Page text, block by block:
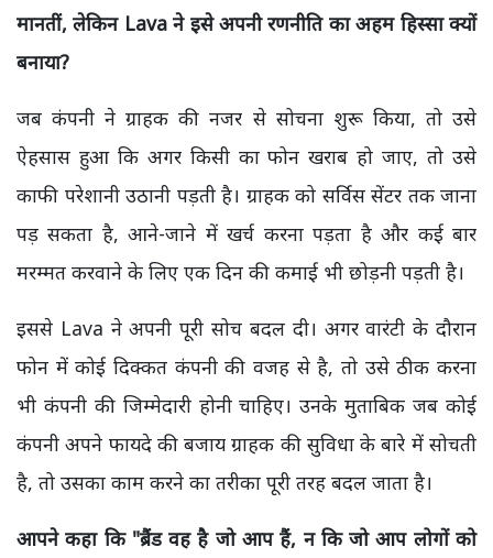
मानतीं, लेकिन Lava ने इसे अपनी रणनीति का अहम हिस्सा क्यों
बनाया?
जब कंपनी ने ग्राहक की नजर से सोचना शुरू किया, तो उसे
ऐहसास हुआ कि अगर किसी का फोन खराब हो जाए, तो उसे
काफी परेशानी उठानी पड़ती है। ग्राहक को सर्विस सेंटर तक जाना
पड़ सकता है, आने-जाने में खर्च करना पड़ता है और कई बार
मरम्मत करवाने के लिए एक दिन की कमाई भी छोड़नी पड़ती है।
इससे Lava ने अपनी पूरी सोच बदल दी। अगर वारंटी के दौरान
फोन में कोई दिक्कत कंपनी की वजह से है, तो उसे ठीक करना
भी कंपनी की जिम्मेदारी होनी चाहिए। उनके मुताबिक जब कोई
कंपनी अपने फायदे की बजाय ग्राहक की सुविधा के बारे में सोचती
है, तो उसका काम करने का तरीका पूरी तरह बदल जाता है।
आपने कहा कि "ब्रैंड वह है जो आप हैं, न कि जो आप लोगों को